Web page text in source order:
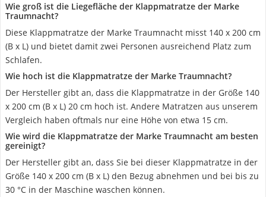
Wie groß ist die Liegefläche der Klappmatratze der Marke
Traumnacht?
Diese Klappmatratze der Marke Traumnacht misst 140 x 200 cm
(B x L) und bietet damit zwei Personen ausreichend Platz zum
Schlafen.
Wie hoch ist die Klappmatratze der Marke Traumnacht?
Der Hersteller gibt an, dass die Klappmatratze in der Größe 140
x 200 cm (B x L) 20 cm hoch ist. Andere Matratzen aus unserem
Vergleich haben oftmals nur eine Höhe von etwa 15 cm.
Wie wird die Klappmatratze der Marke Traumnacht am besten
gereinigt?
Der Hersteller gibt an, dass Sie bei dieser Klappmatratze in der
Größe 140 x 200 cm (B x L) den Bezug abnehmen und bei bis zu
30 °C in der Maschine waschen können.